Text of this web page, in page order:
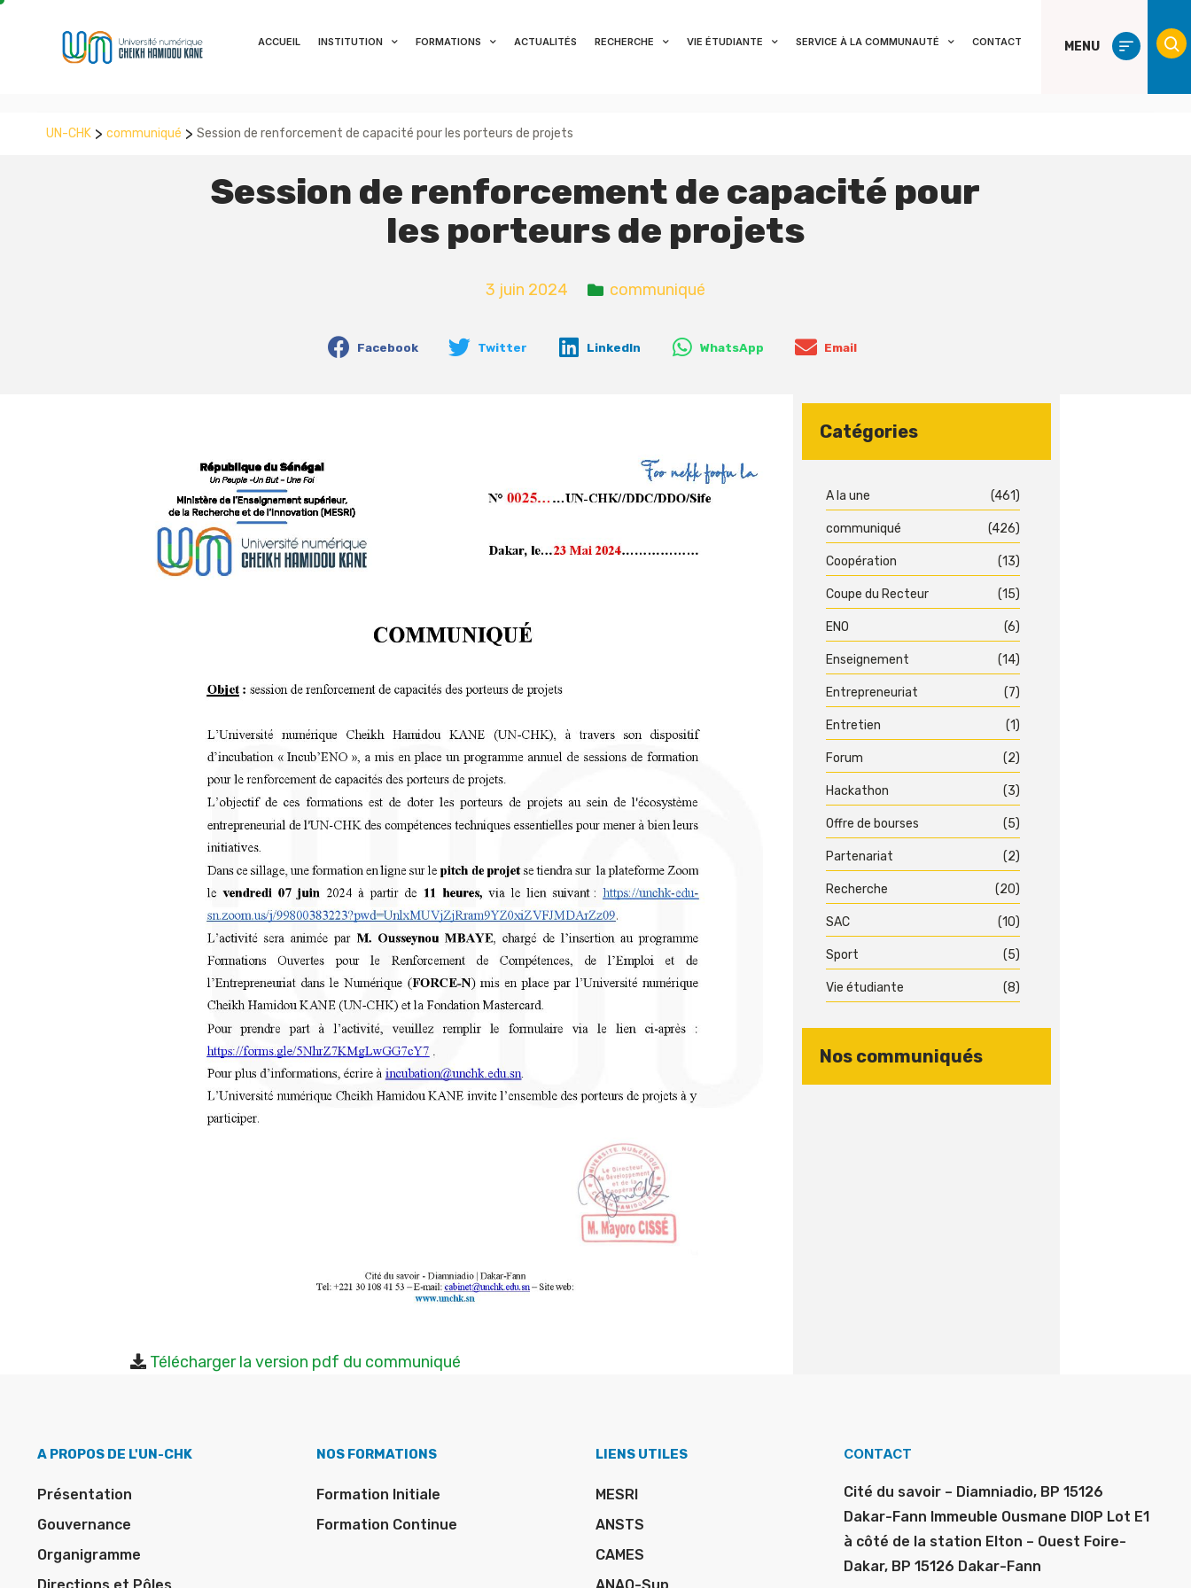
ACCUEIL INSTITUTION FORMATIONS ACTUALITÉS RECHERCHE VIE ÉTUDIANTE SERVICE À LA COMMUNAUTÉ CONTACT MENU
UN-CHK > communiqué > Session de renforcement de capacité pour les porteurs de projets
Session de renforcement de capacité pour
les porteurs de projets
3 juin 2024 communiqué
Facebook Twitter LinkedIn WhatsApp Email
Télécharger la version pdf du communiqué
Catégories
A la une (461)
communiqué (426)
Coopération (13)
Coupe du Recteur (15)
ENO (6)
Enseignement (14)
Entrepreneuriat (7)
Entretien (1)
Forum (2)
Hackathon (3)
Offre de bourses (5)
Partenariat (2)
Recherche (20)
SAC (10)
Sport (5)
Vie étudiante (8)
Nos communiqués
A PROPOS DE L'UN-CHK
Présentation
Gouvernance
Organigramme
NOS FORMATIONS
Formation Initiale
Formation Continue
LIENS UTILES
MESRI
ANSTS
CAMES
CONTACT
Cité du savoir – Diamniadio, BP 15126
Dakar-Fann Immeuble Ousmane DIOP Lot E1
à côté de la station Elton – Ouest Foire-
Dakar, BP 15126 Dakar-Fann